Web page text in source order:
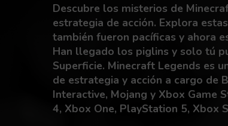
Descubre los misterios de
estrategia de acción. Explora
también fueron pacíficas y ahora
Han llegado los piglins y solo tú
Superficie. Minecraft Legends es
de estrategia y acción a cargo de
Interactive, Mojang y Xbox Game
4, Xbox One, PlayStation 5, Xbox